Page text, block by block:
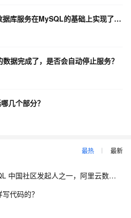
亚马逊云服务推出的云原生数据库服务在MySQL的基础上实现了什么？
据完成了，是否会自动停止服务？
几个部分？
最热 最新
【大咖问答】对话PostgreSQL 中国社区发起人之一，阿里云数据库高级专家 德哥
代码的？